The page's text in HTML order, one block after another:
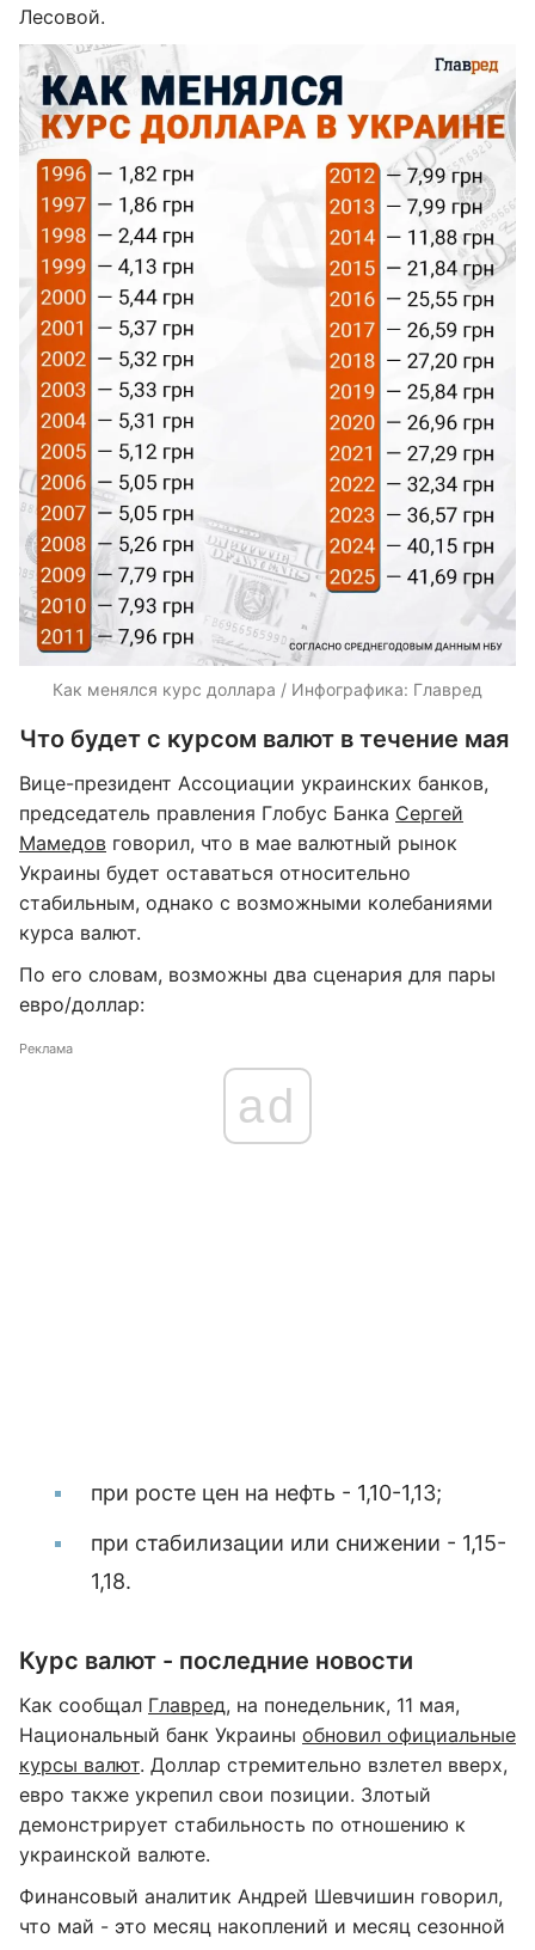
Лесовой.
Как менялся курс доллара / Инфографика: Главред
Что будет с курсом валют в течение мая
Вице-президент Ассоциации украинских банков,
председатель правления Глобус Банка Сергей
Мамедов говорил, что в мае валютный рынок
Украины будет оставаться относительно
стабильным, однако с возможными колебаниями
курса валют.
По его словам, возможны два сценария для пары
евро/доллар:
Реклама
ad
при росте цен на нефть - 1,10-1,13;
при стабилизации или снижении - 1,15-
1,18.
Курс валют - последние новости
Как сообщал Главред, на понедельник, 11 мая,
Национальный банк Украины обновил официальные
курсы валют. Доллар стремительно взлетел вверх,
евро также укрепил свои позиции. Злотый
демонстрирует стабильность по отношению к
украинской валюте.
Финансовый аналитик Андрей Шевчишин говорил,
что май - это месяц накоплений и месяц сезонной